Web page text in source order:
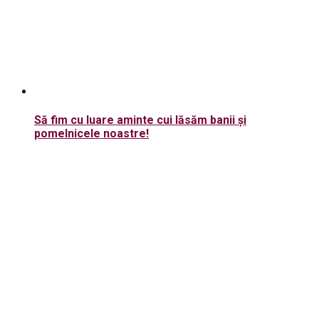
Să fim cu luare aminte cui lăsăm banii şi
pomelnicele noastre!